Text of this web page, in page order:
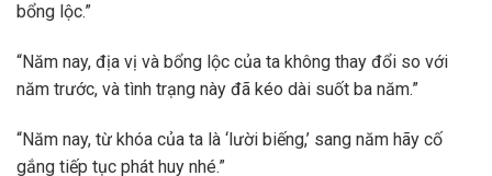
bổng lộc.”
“Năm nay, địa vị và bổng lộc của ta không thay đổi so với
năm trước, và tình trạng này đã kéo dài suốt ba năm.”
“Năm nay, từ khóa của ta là ‘lười biếng,’ sang năm hãy cố
gắng tiếp tục phát huy nhé.”